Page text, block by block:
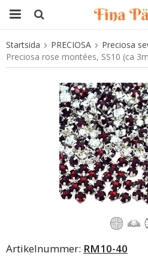
Produkten har blivit
Startsida PRECIOSA
Preciosa
Preciosa rose montées, SS10 (ca
Artikelnummer: RM10-40